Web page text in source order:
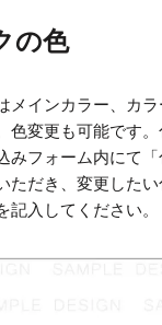
の色
メインカラー、カ
色変更も可能です
みフォーム内にて
ただき、変更した
記入してください。